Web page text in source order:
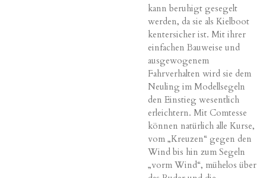
kann beruhigt gesegelt
werden, da sie als Kielboot
kentersicher ist. Mit ihrer
einfachen Bauweise und
ausgewogenem
Fahrverhalten wird sie dem
Neuling im Modellsegeln
den Einstieg wesentlich
erleichtern. Mit Comtesse
können natürlich alle Kurse,
vom „Kreuzen“ gegen den
Wind bis hin zum Segeln
„vorm Wind“, mühelos über